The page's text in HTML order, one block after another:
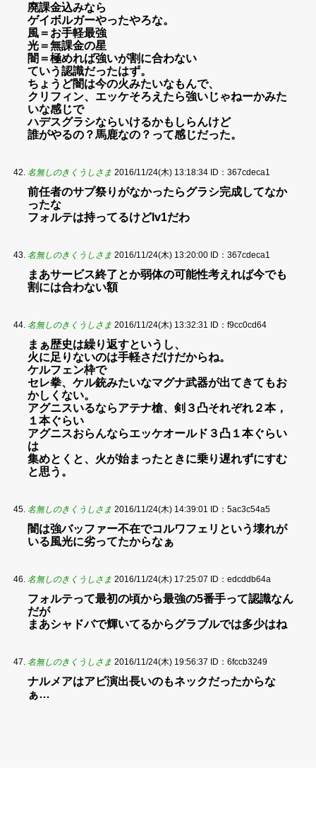
廃課金込みなら
ゲイボルガーやったやろな。
風＝お手軽最強
光＝無課金の星
闇＝極めれば強いが割に合わない
ていう認識だったはず。
ちょうど闇は今の火みたいなもんで、
クリフィン、エッケそろえたら強いじゃねーかみた
いな感じで
ハデスグラシならいけるかもしらんけど
誰がやるの？馬鹿なの？って感じだった。
名無しのきくうしさま 2016/11/24(木) 13:18:34 ID：367cdeca1
前任者のサプ祭りがなかったらグラシ完成してなか
ったな
フォルテは持ってるけどlv1だわ
名無しのきくうしさま 2016/11/24(木) 13:20:00 ID：367cdeca1
まあサービス終了とか弱体の可能性考えれば今でも
割には合わない額
名無しのきくうしさま 2016/11/24(木) 13:32:31 ID：f9cc0cd64
まぁ歴史は繰り返すというし、
火に足りないのは手軽さだけだからね。
ケルフェン枠で
セレ拳、ケル銃みたいなマグナ武器が出てきてもお
かしくない。
アグニスいるならアテナ槍、剣３凸それぞれ２本，
１本ぐらい
アグニスおらんならエッケオールド３凸１本ぐらい
は
集めとくと、火が始まったときに乗り遅れずにすむ
と思う。
名無しのきくうしさま 2016/11/24(木) 14:39:01 ID：5ac3c54a5
闇は強バッファー不在でコルワフェリという壊れが
いる風光に劣ってたからなぁ
名無しのきくうしさま 2016/11/24(木) 17:25:07 ID：edcddb64a
フォルテって最初の頃から最強の5番手って認識なん
だが
まあシャドバで輝いてるからグラブルでは多少はね
名無しのきくうしさま 2016/11/24(木) 19:56:37 ID：6fccb3249
ナルメアはアビ演出長いのもネックだったからな
ぁ…